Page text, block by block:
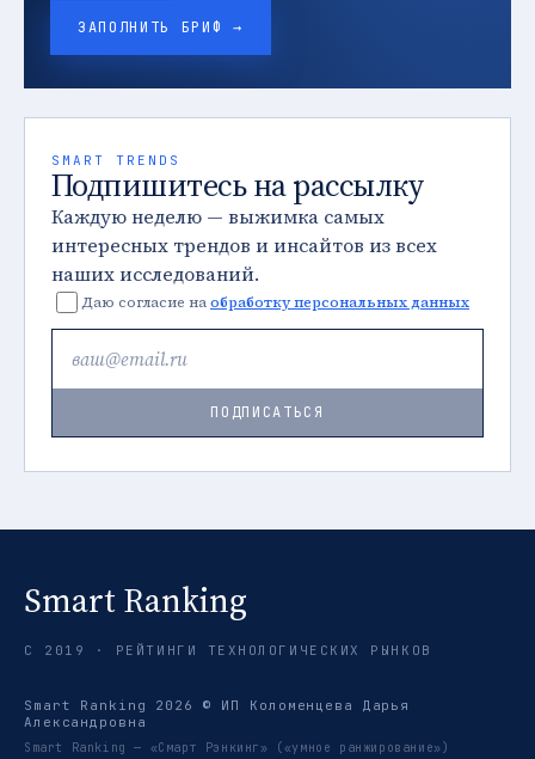
ЗАПОЛНИТЬ БРИФ →
SMART TRENDS
Подпишитесь на рассылку
Каждую неделю — выжимка самых
интересных трендов и инсайтов из всех
наших исследований.
Даю согласие наобработку персональных данных
ПОДПИСАТЬСЯ
Smart Ranking
С 2019 · РЕЙТИНГИ ТЕХНОЛОГИЧЕСКИХ РЫНКОВ
Smart Ranking 2026 © ИП Коломенцева Дарья
Александровна
Smart Ranking — «Смарт Рэнкинг» («умное ранжирование»)